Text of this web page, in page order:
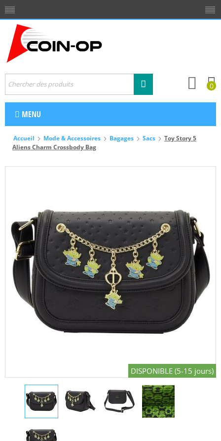
0
MENU
Accueil Mode & Accessoires Bagages Sacs
Toy Story 5
Aliens Charm Crossbody Bag
DISPONIBLE (5-15 jours)